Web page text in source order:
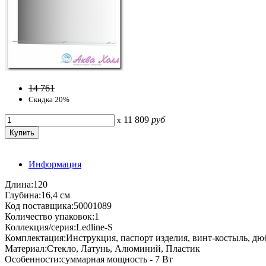
14 761
Скидка 20%
x 11 809 руб
Информация
Длина:120
Глубина:16,4 см
Код поставщика:50001089
Количество упаковок:1
Коллекция/серия:Ledline-S
Комплектация:Инструкция, паспорт изделия, винт-костыль,
Материал:Стекло, Латунь, Алюминий, Пластик
Особенности:суммарная мощность - 7 Вт